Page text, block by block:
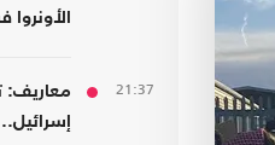
21:37
معاريف: